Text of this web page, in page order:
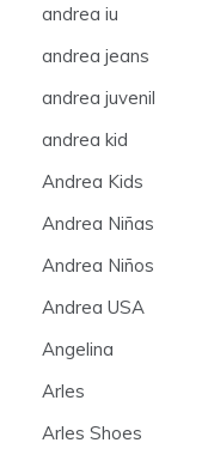
andrea iu
andrea jeans
andrea juvenil
andrea kid
Andrea Kids
Andrea Niñas
Andrea Niños
Andrea USA
Angelina
Arles
Arles Shoes